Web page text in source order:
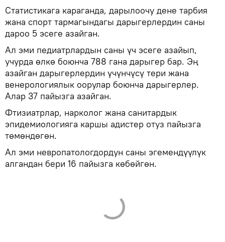
Статистикага караганда, дарылоочу дене тарбия
жана спорт тармагындагы дарыгерлердин саны
дароо 5 эсеге азайган.
Ал эми педиатрлардын саны үч эсеге азайып,
учурда өлкө боюнча 788 гана дарыгер бар. Эң
азайган дарыгерлердин үчүнчүсү тери жана
венерологиялык оорулар боюнча дарыгерлер.
Алар 37 пайызга азайган.
Фтизиатрлар, нарколог жана санитардык
эпидемиологияга каршы адистер отуз пайызга
төмөндөгөн.
Ал эми невропатологдордун саны эгемендүүлүк
алгандан бери 16 пайызга көбөйгөн.